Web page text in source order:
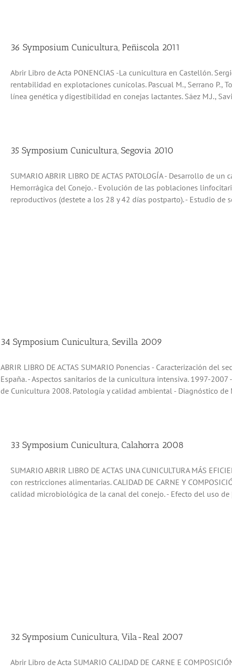
36 Symposium Cunicultura, Peñiscola 2011
Abrir Libro de Acta PONENCIAS -La cunicultura en Castellón.
rentabilidad en explotaciones cunícolas. Pascual M., Serrano P.,
línea genética y digestibilidad en conejas lactantes. Sáez M.J.,
35 Symposium Cunicultura, Segovia 2010
SUMARIO ABRIR LIBRO DE ACTAS PATOLOGÍA - Desarrollo
Hemorrágica del Conejo. - Evolución de las poblaciones
reproductivos (destete a los 28 y 42 días postparto). - Estudio de
34 Symposium Cunicultura, Sevilla 2009
ABRIR LIBRO DE ACTAS SUMARIO Ponencias - Caracterización
España. - Aspectos sanitarios de la cunicultura intensiva. 1997-
de Cunicultura 2008. Patología y calidad ambiental - Diagnóstico de
33 Symposium Cunicultura, Calahorra 2008
SUMARIO ABRIR LIBRO DE ACTAS UNA CUNICULTURA MÁS
con restricciones alimentarias. CALIDAD DE CARNE Y
calidad microbiológica de la canal del conejo. - Efecto del uso de
32 Symposium Cunicultura, Vila-Real 2007
Abrir Libro de Acta SUMARIO CALIDAD DE CARNE E